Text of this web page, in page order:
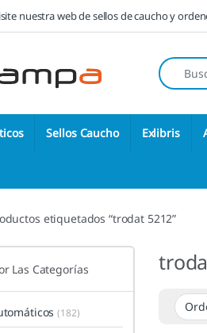
nuestra web de sellos de caucho y
Sellos Caucho Exlibris
etiquetados “trodat 5212”
Las Categorías
(182)